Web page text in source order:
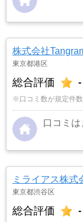
株式会社
東京都港区
総合評価 -
※口コミ数が規定件
口コミ
ミライアス株式
東京都渋谷区
総合評価 -